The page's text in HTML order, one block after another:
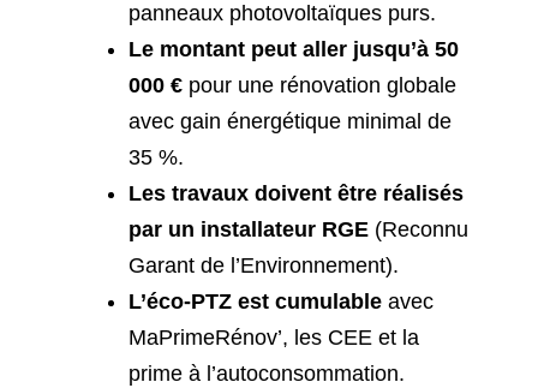
panneaux photovoltaïques purs.
Le montant peut aller jusqu’à 50
000 € pour une rénovation globale
avec gain énergétique minimal de
35 %.
Les travaux doivent être réalisés
par un installateur RGE (Reconnu
Garant de l’Environnement).
L’éco-PTZ est cumulable avec
MaPrimeRénov’, les CEE et la
prime à l’autoconsommation.